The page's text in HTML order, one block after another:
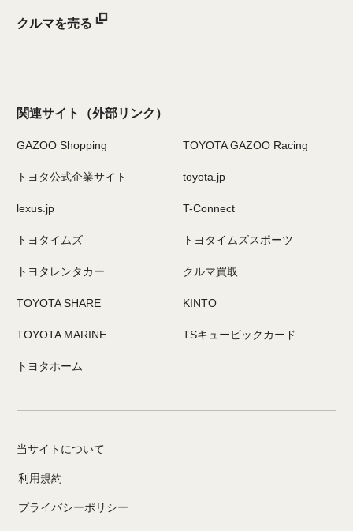
クルマを売る
関連サイト （外部リンク）
GAZOO Shopping TOYOTA GAZOO Racing
トヨタ公式企業サイト toyota.jp
lexus.jp T-Connect
トヨタイムズ トヨタイムズスポーツ
トヨタレンタカー クルマ買取
TOYOTA SHARE KINTO
TOYOTA MARINE TSキュービックカード
トヨタホーム
当サイトについて
利用規約
プライバシーポリシー